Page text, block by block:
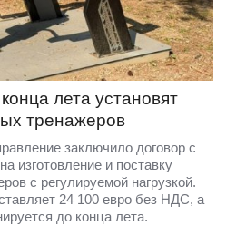
лета установят
тренажеров
заключило договор с
изготовление и поставку
с регулируемой нагрузкой.
24 100 евро без НДС, а
до конца лета.